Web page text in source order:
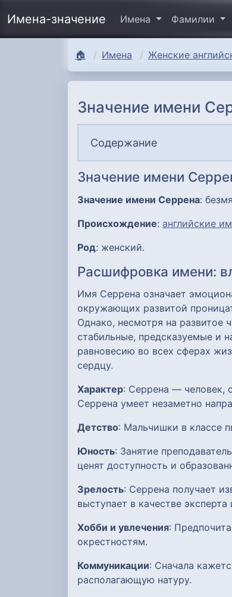
Имена-значение Имена Фамилии
🏠 Имена Женские
Значение имени
Содержание
Значение имени
Значение имени Серрена:
Происхождение: английские
Род: женский.
Расшифровка имени:
Имя Серрена означает
окружающих развитой
Однако, несмотря на развитое
стабильные, предсказуемые и
равновесию во всех сферах
сердцу.
Характер: Серрена — человек,
Серрена умеет незаметно
Детство: Мальчишки в классе
Юность: Занятие
ценят доступность и
Зрелость: Серрена получает
выступает в качестве
Хобби и увлечения:
окрестностям.
Коммуникации: Сначала
располагающую натуру.